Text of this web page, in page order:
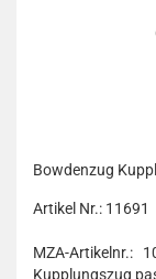
Bowdenzug
Artikel Nr.: 11691
MZA-Artikelnr.:
Kupplungszug